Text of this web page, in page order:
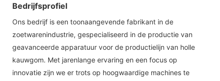
Bedrijfsprofiel
Ons bedrijf is een toonaangevende fabrikant in de
zoetwarenindustrie, gespecialiseerd in de productie van
geavanceerde apparatuur voor de productielijn van holle
kauwgom. Met jarenlange ervaring en een focus op
innovatie zijn we er trots op hoogwaardige machines te